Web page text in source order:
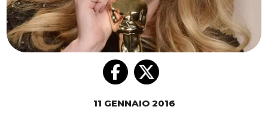
11 GENNAIO 2016